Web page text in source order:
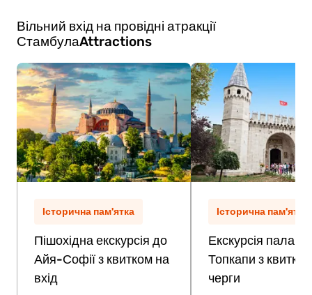
Вільний вхід на провідні атракції
СтамбулаAttractions
Історична пам'ятка
Пішохідна екскурсія до
Айя-Софії з квитком на
вхід
Історична пам'ятка
Екскурсія
Топкапи з
черги